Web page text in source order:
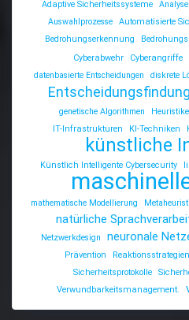
Adaptive Sicherheitssysteme
Auswahlprozesse
Automatisierte
Bedrohungserkennung
Cyberabwehr
Cyberangriffe
datenbasierte Entscheidungen diskrete
Entscheidungsfindung
genetische Algorithmen
IT-Infrastrukturen
KI-Techniken
künstliche
Künstlich Intelligente Cybersecurity
mathematische Modellierung
natürliche
Netzwerkdesign
neuronale
Prävention
Reaktionsstrategien
Sicherheitsprotokolle
Verwundbarkeitsmanagement.